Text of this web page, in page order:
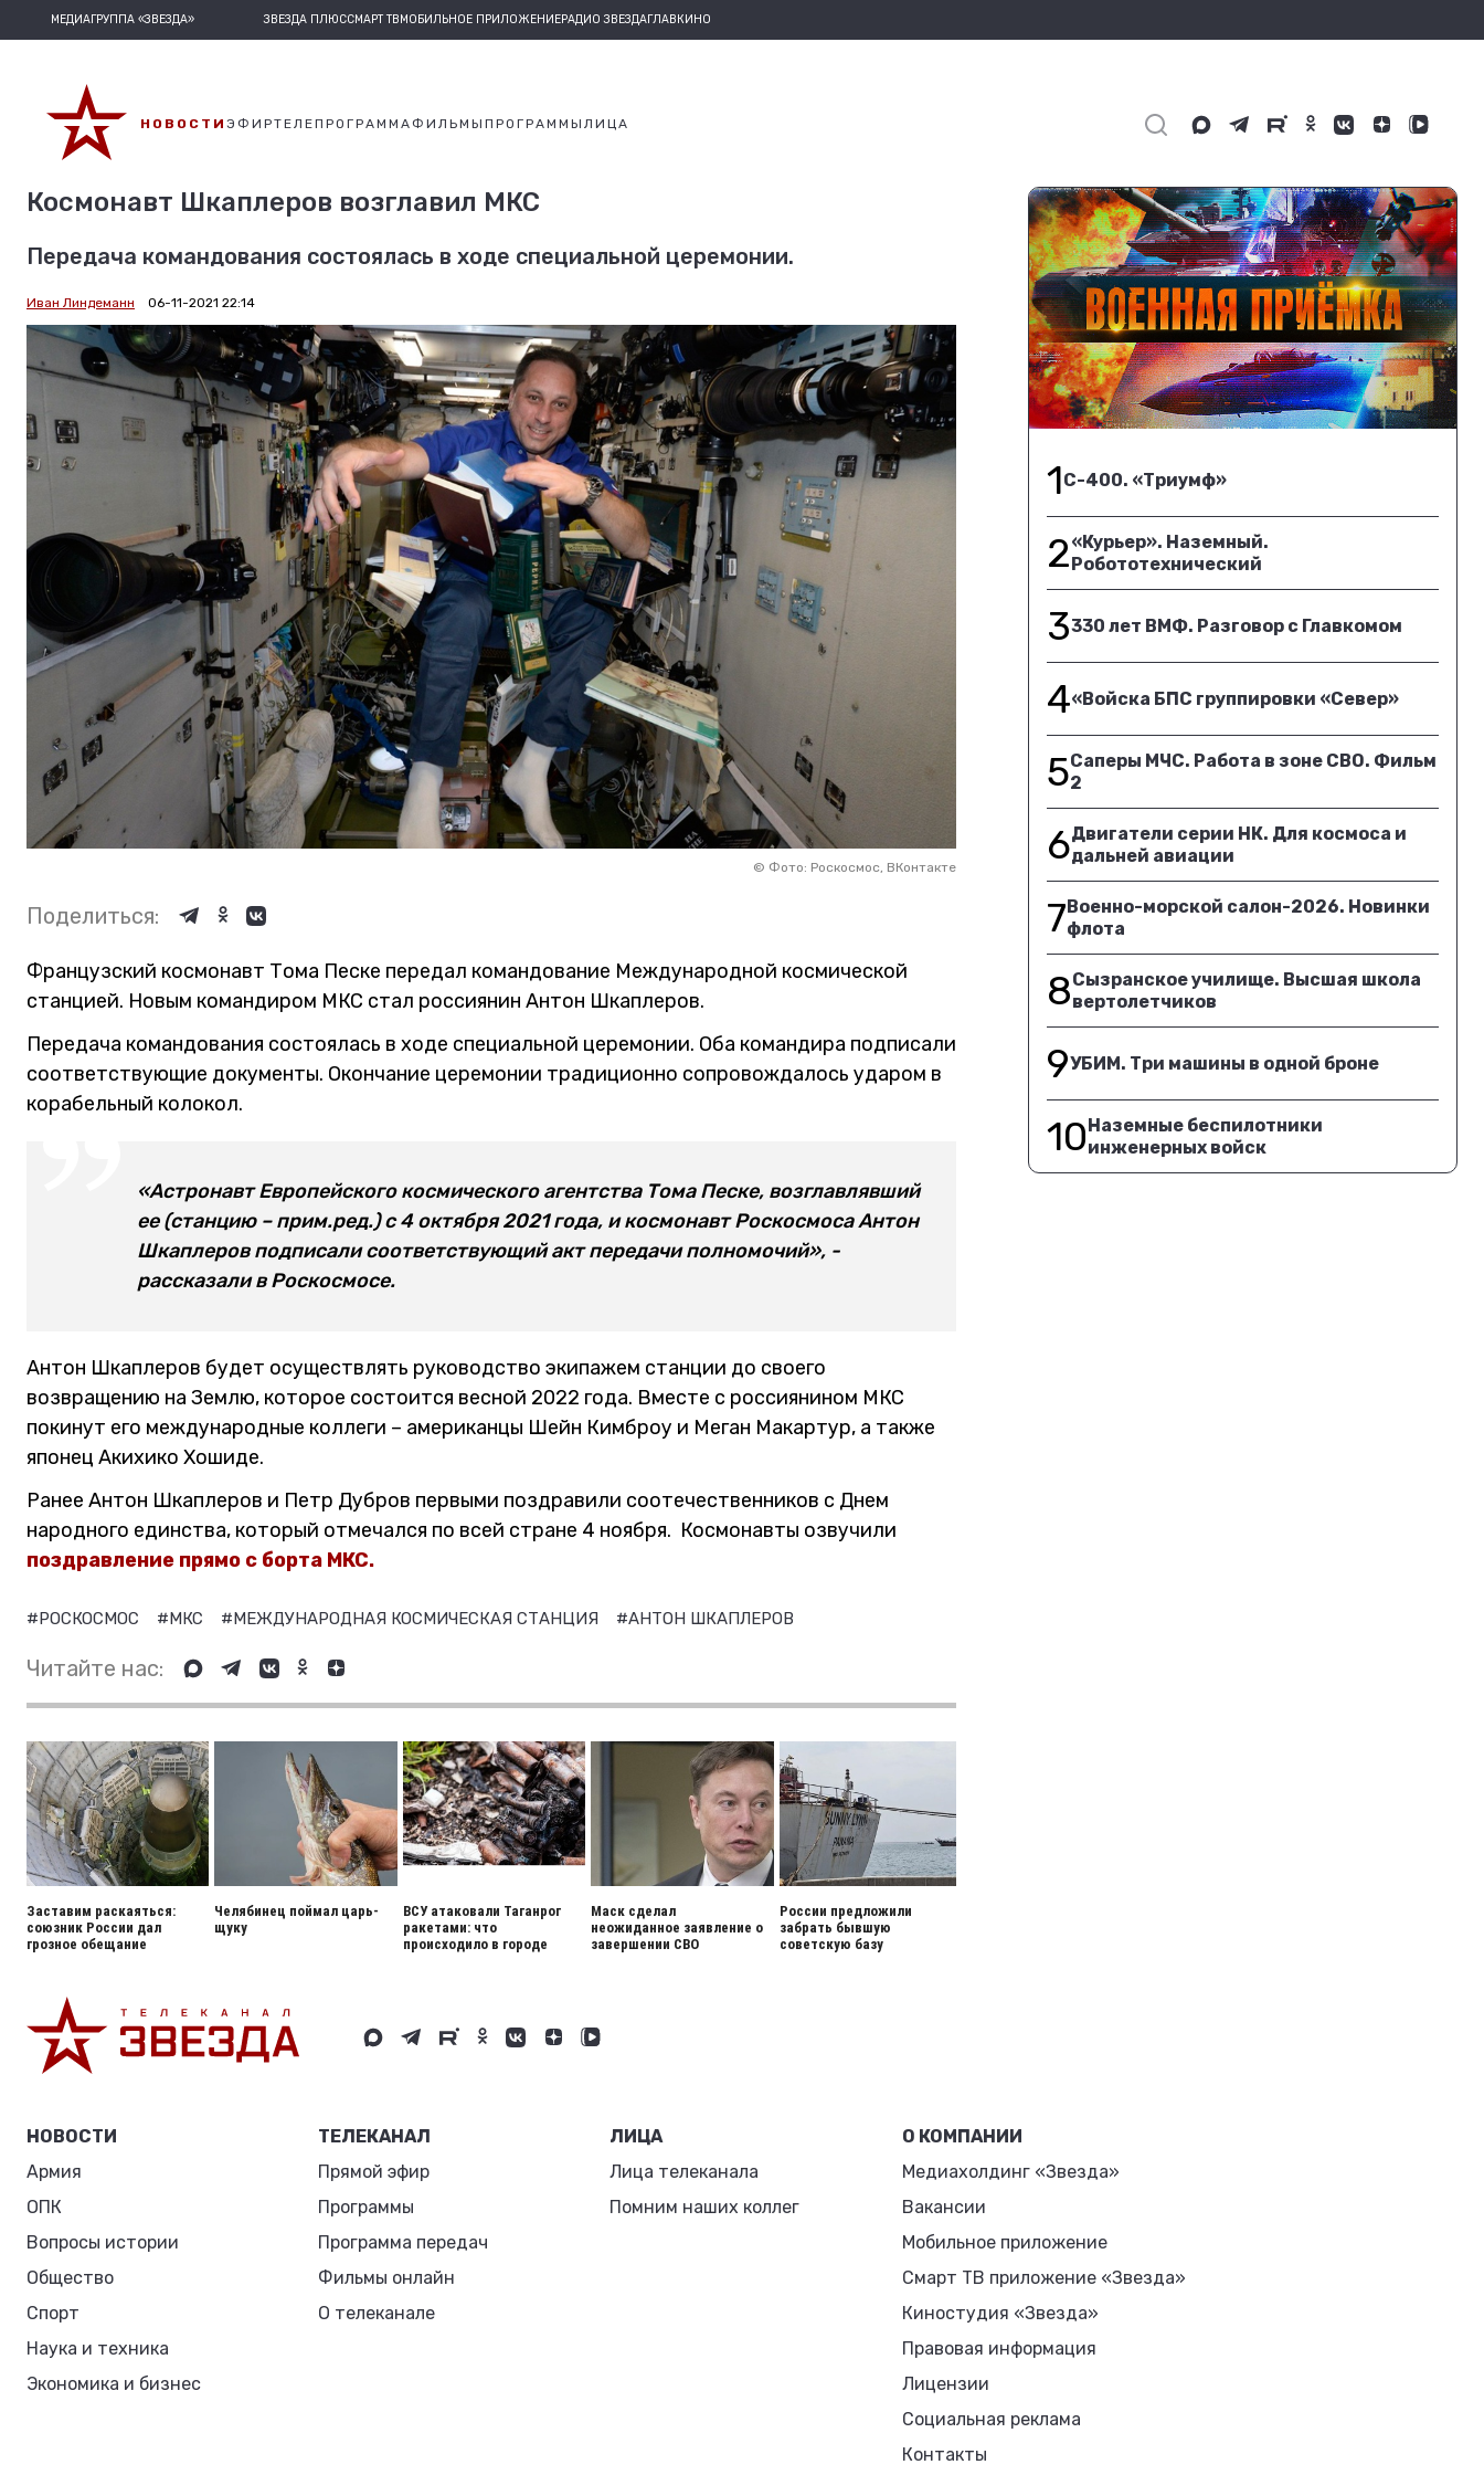
МЕДИАГРУППА «ЗВЕЗДА» ЗВЕЗДА ПЛЮССМАРТ ТВМОБИЛЬНОЕ ПРИЛОЖЕНИЕРАДИО ЗВЕЗДАГЛАВКИНО
НОВОСТИ ЭФИРТЕЛЕПРОГРАММАФИЛЬМЫ ПРОГРАММЫ ЛИЦА
Космонавт Шкаплеров возглавил МКС
Передача командования состоялась в ходе специальной церемонии.
Иван Линдеманн 06-11-2021 22:14
© Фото: Роскосмос, ВКонтакте
Поделиться:
Французский космонавт Тома Песке передал командование Международной космической
станцией. Новым командиром МКС стал россиянин Антон Шкаплеров.
Передача командования состоялась в ходе специальной церемонии. Оба командира подписали
соответствующие документы. Окончание церемонии традиционно сопровождалось ударом в
корабельный колокол.
«Астронавт Европейского космического агентства Тома Песке, возглавлявший
ее (станцию – прим.ред.) с 4 октября 2021 года, и космонавт Роскосмоса Антон
Шкаплеров подписали соответствующий акт передачи полномочий», -
рассказали в Роскосмосе.
Антон Шкаплеров будет осуществлять руководство экипажем станции до своего
возвращению на Землю, которое состоится весной 2022 года. Вместе с россиянином МКС
покинут его международные коллеги – американцы Шейн Кимброу и Меган Макартур, а также
японец Акихико Хошиде.
Ранее Антон Шкаплеров и Петр Дубров первыми поздравили соотечественников с Днем
народного единства, который отмечался по всей стране 4 ноября. Космонавты озвучили
поздравление прямо с борта МКС.
#РОСКОСМОС #МКС #МЕЖДУНАРОДНАЯ КОСМИЧЕСКАЯ СТАНЦИЯ #АНТОН ШКАПЛЕРОВ
Читайте нас:
Заставим раскаяться:
союзник России дал
грозное обещание
Челябинец поймал царь-
щуку
ВСУ атаковали Таганрог
ракетами: что
происходило в городе
Маск сделал
неожиданное заявление о
завершении СВО
России предложили
забрать бывшую
советскую базу
1С-400. «Триумф»
2«Курьер». Наземный.
Робототехнический
3330 лет ВМФ. Разговор с Главкомом
4«Войска БПС группировки «Север»
5Саперы МЧС. Работа в зоне СВО. Фильм
2
6Двигатели серии НК. Для космоса и
дальней авиации
7Военно-морской салон-2026. Новинки
флота
8Сызранское училище. Высшая школа
вертолетчиков
9УБИМ. Три машины в одной броне
10Наземные беспилотники
инженерных войск
НОВОСТИ
Армия
ОПК
Вопросы истории
Общество
Спорт
Наука и техника
Экономика и бизнес
ТЕЛЕКАНАЛ
Прямой эфир
Программы
Программа передач
Фильмы онлайн
О телеканале
ЛИЦА
Лица телеканала
Помним наших коллег
О КОМПАНИИ
Медиахолдинг «Звезда»
Вакансии
Мобильное приложение
Смарт ТВ приложение «Звезда»
Киностудия «Звезда»
Правовая информация
Лицензии
Социальная реклама
Контакты